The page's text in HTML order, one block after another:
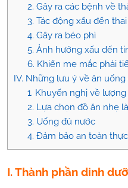
2. Gây ra các bệnh về
3. Tác động xấu đến
4. Gây ra béo phì
5. Ảnh hưởng xấu đến
6. Khiến mẹ mắc phải
IV. Những lưu ý về ăn
1. Khuyến nghị về
2. Lựa chọn đồ ăn nhẹ
3. Uống đủ nước
4. Đảm bảo an toàn
I. Thành phần dinh